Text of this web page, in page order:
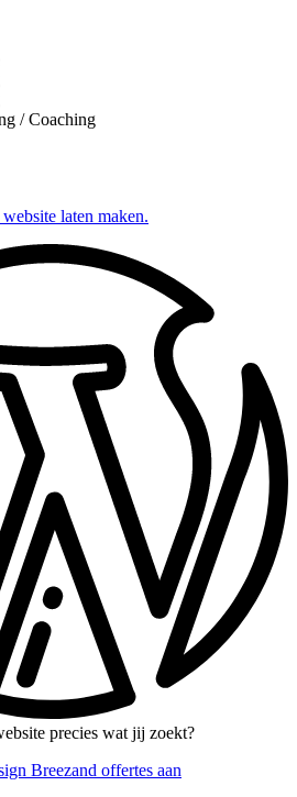
/ Coaching
laten maken.
precies wat jij zoekt?
Breezand offertes aan